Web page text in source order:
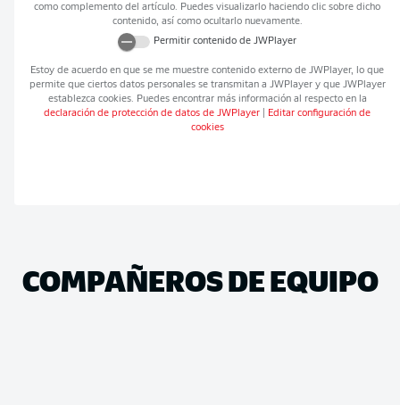
como complemento del artículo. Puedes visualizarlo haciendo clic sobre dicho
contenido, así como ocultarlo nuevamente.
Permitir contenido de JWPlayer
Estoy de acuerdo en que se me muestre contenido externo de JWPlayer, lo que
permite que ciertos datos personales se transmitan a JWPlayery que JWPlayer
establezca cookies. Puedes encontrar más información al respecto en la
declaración de protección de datos de JWPlayer
Editar configuración de
cookies
COMPAÑEROS DE EQUIPO